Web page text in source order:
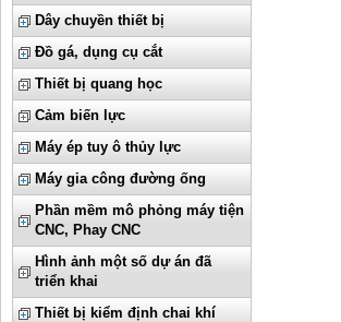
Dây chuyền thiết bị
Đồ gá, dụng cụ cắt
Thiết bị quang học
Cảm biến lực
Máy ép tuy ô thủy lực
Máy gia công đường ống
Phần mềm mô phỏng máy tiện
CNC, Phay CNC
Hình ảnh một số dự án đã
triển khai
Thiết bị kiểm định chai khí